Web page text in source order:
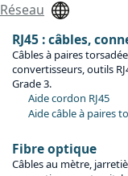
Réseau
RJ45 : câbles,
Câbles à paires
convertisseurs, outils
Grade 3.
Aide cordon RJ45
Aide câble à paires
Fibre optique
Câbles au mètre,